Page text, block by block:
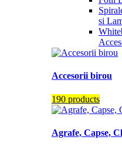
si
Accesorii birou
190 products
Agrafe, Capse,